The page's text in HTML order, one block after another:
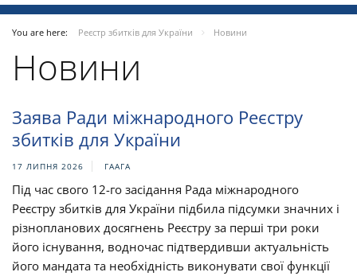
You are here: Реєстр збитків для України Новини
Новини
Заява Ради міжнародного Реєстру
збитків для України
17 ЛИПНЯ 2026 ГААГА
Під час свого 12-го засідання Рада міжнародного
Реєстру збитків для України підбила підсумки значних і
різнопланових досягнень Реєстру за перші три роки
його існування, водночас підтвердивши актуальність
його мандата та необхідність виконувати свої функції